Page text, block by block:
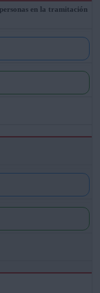
en la tramitación